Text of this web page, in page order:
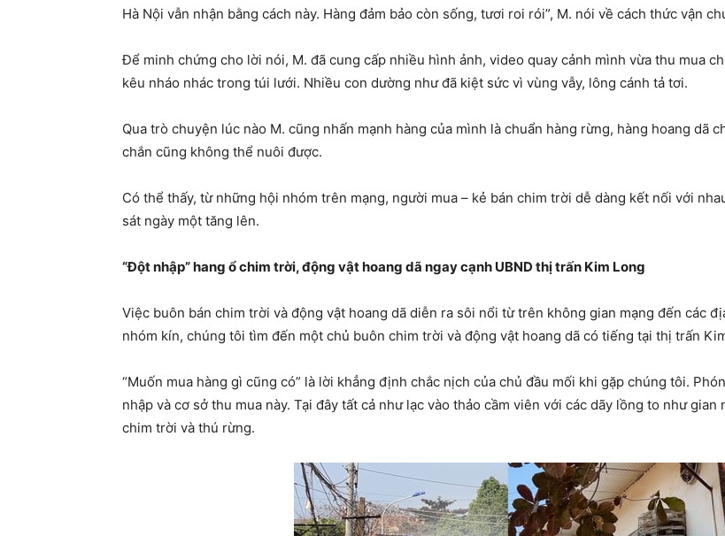
Hà Nội vẫn nhận bằng cách này. Hàng đảm bảo còn sống, tươi roi rói”, M. nói về cách thức vận
Để minh chứng cho lời nói, M. đã cung cấp nhiều hình ảnh, video quay cảnh mình vừa thu mua
kêu nháo nhác trong túi lưới. Nhiều con dường như đã kiệt sức vì vùng vẫy, lông cánh tả tơi.
Qua trò chuyện lúc nào M. cũng nhấn mạnh hàng của mình là chuẩn hàng rừng, hàng hoang dã
chắn cũng không thể nuôi được.
Có thể thấy, từ những hội nhóm trên mạng, người mua – kẻ bán chim trời dễ dàng kết nối với
sát ngày một tăng lên.
“Đột nhập” hang ổ chim trời, động vật hoang dã ngay cạnh UBND thị trấn Kim Long
Việc buôn bán chim trời và động vật hoang dã diễn ra sôi nổi từ trên không gian mạng đến các
nhóm kín, chúng tôi tìm đến một chủ buôn chim trời và động vật hoang dã có tiếng tại thị trấn
“Muốn mua hàng gì cũng có” là lời khẳng định chắc nịch của chủ đầu mối khi gặp chúng tôi.
nhập và cơ sở thu mua này. Tại đây tất cả như lạc vào thảo cầm viên với các dãy lồng to như
chim trời và thú rừng.